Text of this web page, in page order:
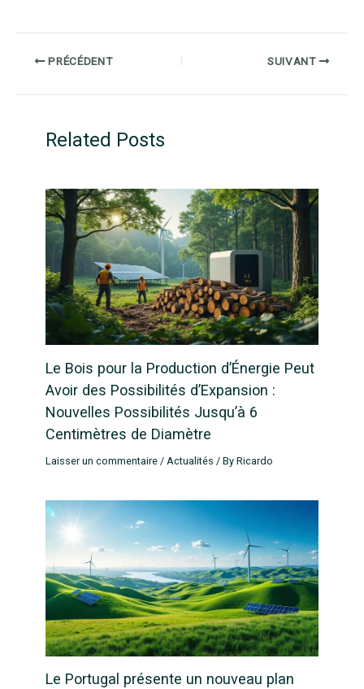
PRÉCÉDENT SUIVANT
Related Posts
Le Bois pour la Production d’Énergie Peut
Avoir des Possibilités d’Expansion :
Nouvelles Possibilités Jusqu’à 6
Centimètres de Diamètre
Laisser un commentaire /Actualités / ByRicardo
Le Portugal présente un nouveau plan